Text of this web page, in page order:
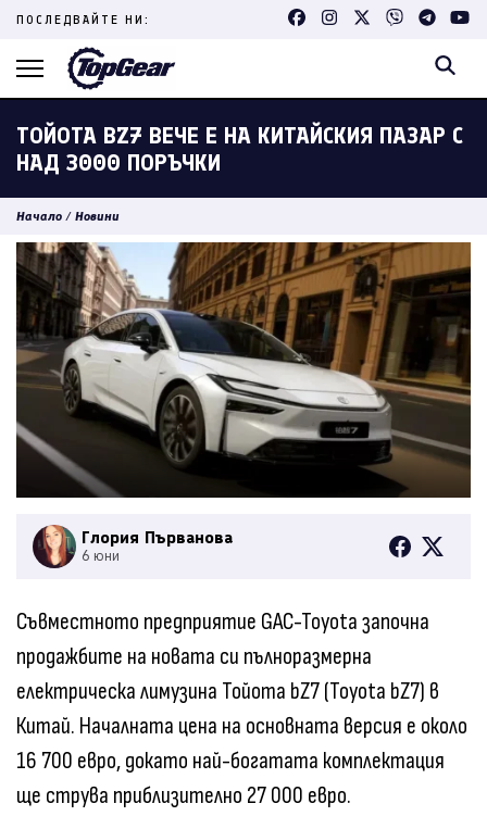
Skip
content
Enter)
ПОСЛЕДВАЙТЕ НИ:
ТОЙОТА BZ7 ВЕЧЕ Е НА КИТАЙСКИЯ ПАЗАР С
НАД 3000 ПОРЪЧКИ
Начало / Новини
Глория Първанова
6 юни
Съвместното предприятие GAC-Toyota започна
продажбите на новата си пълноразмерна
електрическа лимузина Тойота bZ7 (Toyota bZ7) в
Китай. Началната цена на основната версия е около
16 700 евро, докато най-богатата комплектация
ще струва приблизително 27 000 евро.